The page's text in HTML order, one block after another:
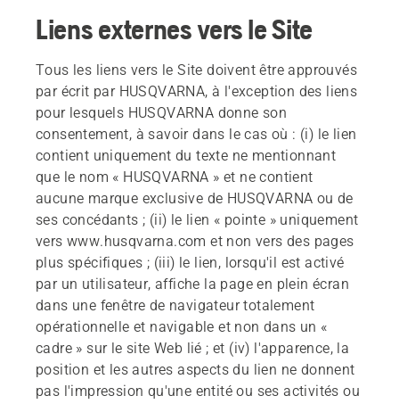
Liens externes vers le Site
Tous les liens vers le Site doivent être approuvés
par écrit par HUSQVARNA, à l'exception des liens
pour lesquels HUSQVARNA donne son
consentement, à savoir dans le cas où : (i) le lien
contient uniquement du texte ne mentionnant
que le nom « HUSQVARNA » et ne contient
aucune marque exclusive de HUSQVARNA ou de
ses concédants ; (ii) le lien « pointe » uniquement
vers www.husqvarna.com et non vers des pages
plus spécifiques ; (iii) le lien, lorsqu'il est activé
par un utilisateur, affiche la page en plein écran
dans une fenêtre de navigateur totalement
opérationnelle et navigable et non dans un «
cadre » sur le site Web lié ; et (iv) l'apparence, la
position et les autres aspects du lien ne donnent
pas l'impression qu'une entité ou ses activités ou